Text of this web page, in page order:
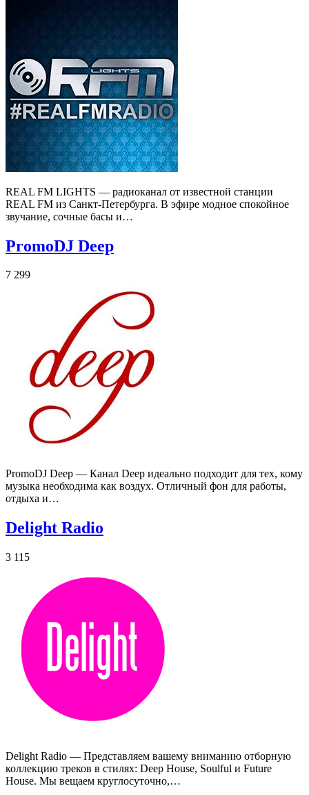
REAL FM LIGHTS — радиоканал от известной станции
REAL FM из Санкт-Петербурга. В эфире модное спокойное
звучание, сочные басы и…
PromoDJ Deep
7 299
PromoDJ Deep — Канал Deep идеально подходит для тех, кому
музыка необходима как воздух. Отличный фон для работы,
отдыха и…
Delight Radio
3 115
Delight Radio — Представляем вашему вниманию отборную
коллекцию треков в стилях: Deep House, Soulful и Future
House. Мы вещаем круглосуточно,…